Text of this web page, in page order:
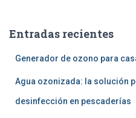
Entradas recientes
Generador de ozono para
Agua ozonizada: la solución
desinfección en pescaderías